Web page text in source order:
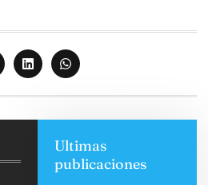
Ultimas
publicaciones